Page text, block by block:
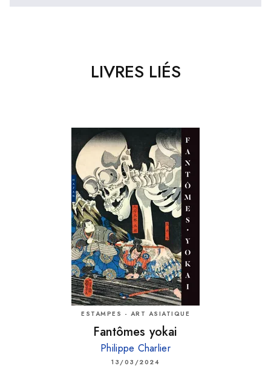
LIVRES LIÉS
ESTAMPES - ART ASIATIQUE
Fantômes yokai
Philippe Charlier
13/03/2024